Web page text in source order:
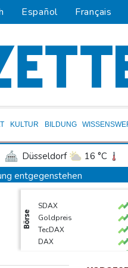
Español Français
KULTUR BILDUNG
Düsseldorf
16 °C
Dortmund
Bremen
Wien
entgegenstehen
Dialog auf - ohne
Börse
SDAX
Goldpreis
TecDAX
DAX
EUR/USD